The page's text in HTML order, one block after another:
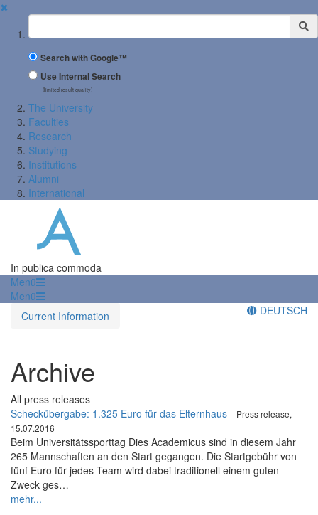
✖
Suchbegriff
Search with Google™
Use Internal Search
(limited result quality)
The University
Faculties
Research
Studying
Institutions
Alumni
International
In publica commoda
Menü
Menü
Current Information
DEUTSCH
Archive
All press releases
Scheckübergabe: 1.325 Euro für das Elternhaus - Press release,
15.07.2016
Beim Universitätssporttag Dies Academicus sind in diesem Jahr
265 Mannschaften an den Start gegangen. Die Startgebühr von
fünf Euro für jedes Team wird dabei traditionell einem guten
Zweck ges…
mehr...